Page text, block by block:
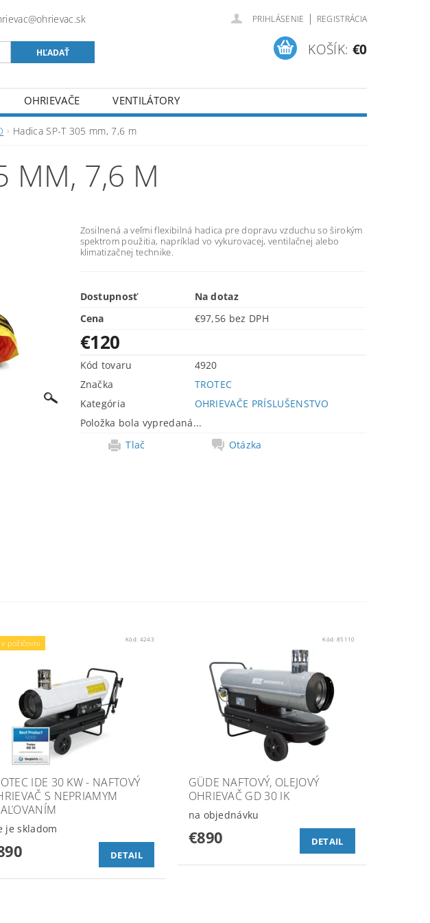
PRIHLÁSENIE | REGISTRÁCIA
KOŠÍK: €0
OHRIEVAČE
VENTILÁTORY
NAPÍŠTE NÁM
ODSTÚPENIE OD ZMLUVY
Hadica SP-T 305 mm, 7,6 m
MM, 7,6 M
Zosilnená a veľmi flexibilná hadica pre dopravu vzduchu so širokým
spektrom použitia, napríklad vo vykurovacej, ventilačnej alebo
klimatizačnej technike.
Dostupnosť
Na dotaz
Cena
€97,56 bez DPH
€120
Kód tovaru
4920
Značka
TROTEC
Kategória
OHRIEVAČE PRÍSLUŠENSTVO
Položka bola vypredaná...
Tlač
Otázka
požičovni Kód: 4243
IDE 30 KW - NAFTOVÝ
S NEPRIAMYM
je skladom
DETAIL
Kód:85110
GÜDE NAFTOVÝ, OLEJOVÝ
OHRIEVAČ GD 30 IK
na objednávku
€890 DETAIL